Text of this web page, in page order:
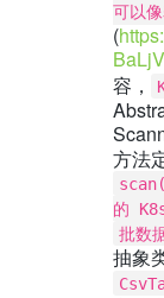
可以
(
容，
方法
的
批数
抽象